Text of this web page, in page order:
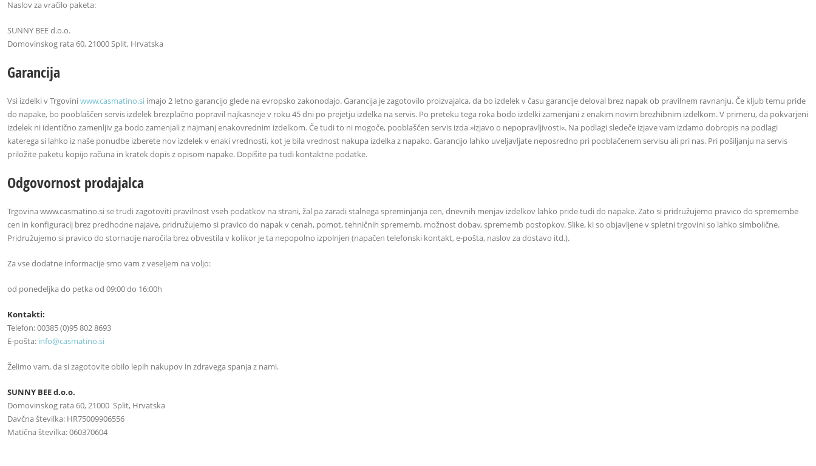
Naslov za vračilo paketa:
SUNNY BEE d.o.o.
Domovinskog rata 60, 21000 Split, Hrvatska
Garancija
Vsi izdelki v Trgoviniwww.casmatino.si imajo 2 letno garancijo glede na evropsko zakonodajo. Garancija je zagotovilo proizvajalca, da bo izdelek v času garancije deloval brez napak ob pravilnem ravnanju. Če kljub temu pride
do napake, bo pooblaščen servis izdelek brezplačno popravil najkasneje v roku 45 dni po prejetju izdelka na servis. Po preteku tega roka bodo izdelki zamenjani z enakim novim brezhibnim izdelkom. V primeru, da pokvarjeni
izdelek ni identično zamenljiv ga bodo zamenjali z najmanj enakovrednim izdelkom. Če tudi to ni mogoče, pooblaščen servis izda »izjavo o nepopravljivosti«. Na podlagi sledeče izjave vam izdamo dobropis na podlagi
katerega si lahko iz naše ponudbe izberete nov izdelek v enaki vrednosti, kot je bila vrednost nakupa izdelka z napako. Garancijo lahko uveljavljate neposredno pri pooblačenem servisu ali pri nas. Pri pošiljanju na servis
priložite paketu kopijo računa in kratek dopis z opisom napake. Dopišite pa tudi kontaktne podatke.
Odgovornost prodajalca
Trgovina www.casmatino.si se trudi zagotoviti pravilnost vseh podatkov na strani, žal pa zaradi stalnega spreminjanja cen, dnevnih menjav izdelkov lahko pride tudi do napake. Zato si pridružujemo pravico do spremembe
cen in konfiguracij brez predhodne najave, pridružujemo si pravico do napak v cenah, pomot, tehničnih sprememb, možnost dobav, sprememb postopkov. Slike, ki so objavljene v spletni trgovini so lahko simbolične.
Pridružujemo si pravico do stornacije naročila brez obvestila v kolikor je ta nepopolno izpolnjen (napačen telefonski kontakt, e-pošta, naslov za dostavo itd.).
Za vse dodatne informacije smo vam z veseljem na voljo:
od ponedeljka do petka od 09:00 do 16:00h
Kontakti:
Telefon: 00385 (0)95 802 8693
E-pošta: info@casmatino.si
Želimo vam, da si zagotovite obilo lepih nakupov in zdravega spanja z nami.
SUNNY BEE d.o.o.
Domovinskog rata 60, 21000 Split, Hrvatska
Davčna številka: HR75009906556
Matična številka: 060370604